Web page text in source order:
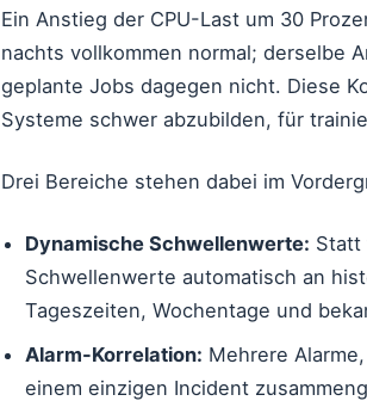
Ein Anstieg der CPU-Last um 30
nachts vollkommen normal; derselbe
geplante Jobs dagegen nicht. Diese
Systeme schwer abzubilden, für
Drei Bereiche stehen dabei im
Dynamische Schwellenwerte: Statt
Schwellenwerte automatisch an
Tageszeiten, Wochentage und
Alarm-Korrelation: Mehrere
einem einzigen Incident